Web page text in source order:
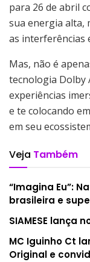
para 26 de abril
sua energia alta,
as interferências
Mas, não é
tecnologia Dolby
experiências
e te colocando
em seu
Veja Também
“Imagina Eu”:
brasileira e
SIAMESE lança
MC Iguinho Ct
Original e